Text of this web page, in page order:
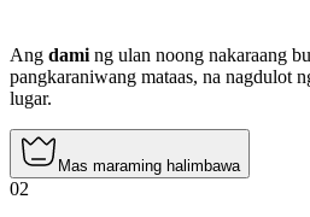
Ang dami ng ulan noong nakaraang
pangkaraniwang mataas, na nagdulot
lugar.
Mas maraming halimbawa
02